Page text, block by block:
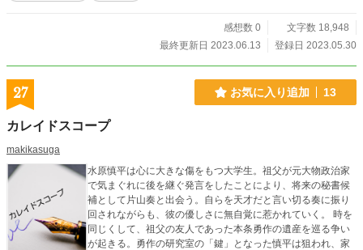
感想数 0
文字数 18,948
最終更新日 2023.06.13
登録日 2023.05.30
27 お気に入り追加 13
カレイドスコープ
makikasuga
水原慎平は心に大きな傷をもつ大学生。祖父が元大物政治家
で気まぐれに後を継ぐ発言をしたことにより、将来の秘書候
補として片山奏と出会う。自らを天才だと言い切る奏に振り
回されながらも、彼の優しさに無自覚に惹かれていく。 時を
同じくして、祖父の友人であった本条勇作の遺産を巡る争い
が起きる。勇作の研究室の「鍵」となった慎平は狙われ、家